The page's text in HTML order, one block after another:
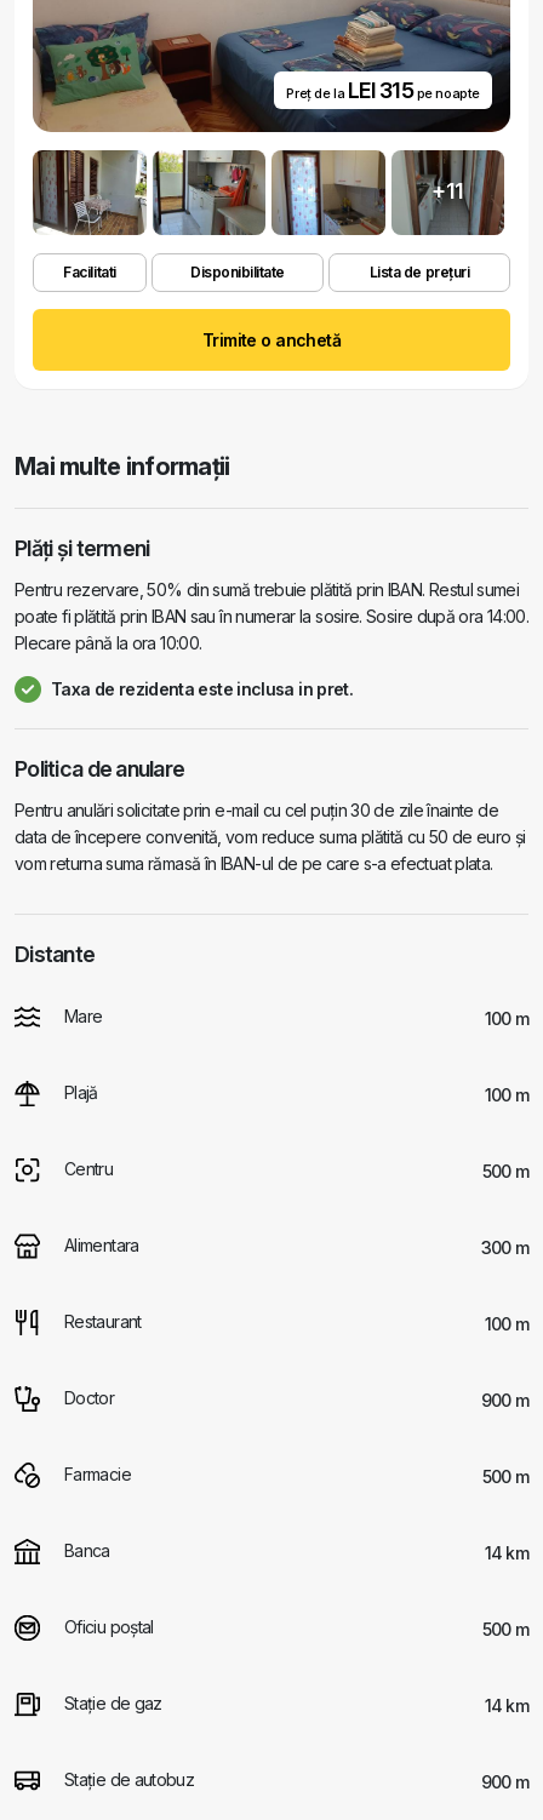
Preț de la LEI 315pe noapte
+11
Facilitati Disponibilitate Lista de prețuri
Trimite o anchetă
Mai multe informații
Plăți și termeni
Pentru rezervare, 50% din sumă trebuie plătită prin IBAN. Restul sumei
poate fi plătită prin IBAN sau în numerar la sosire. Sosire după ora 14:00.
Plecare până la ora 10:00.
Taxa de rezidenta este inclusa in pret.
Politica de anulare
Pentru anulări solicitate prin e-mail cu cel puțin 30 de zile înainte de
data de începere convenită, vom reduce suma plătită cu 50 de euro și
vom returna suma rămasă în IBAN-ul de pe care s-a efectuat plata.
Distante
Mare 100 m
Plajă 100 m
Centru 500 m
Alimentara 300 m
Restaurant 100 m
Doctor 900 m
Farmacie 500 m
Banca 14 km
Oficiu poştal 500 m
Staţie de gaz 14 km
Staţie de autobuz 900 m